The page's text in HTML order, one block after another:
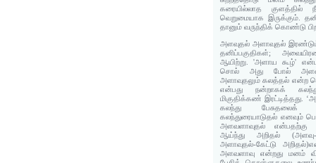
கரையில்லாத குளத்தில்
வெறுமையாக இருக்கும்.
தானும் வருந்திக் கொண்டு
அளவுதல் அளாவுதல்
தனிப்பகுதிகள்;
ஆயிற்று. 'அளாய கூழ்'
சொல் அது போல்
அளாவுதலும் கலத்தல் என்ற
என்பது நன்றாகக்
மிகுதிக்கண் இரட்டித்தது.
கலந்து பேசுதலைக்
கலந்துரையாடுதல் எனவும்
அளவளாவுதல் என்பதற்கு
ஆய்ந்து அறிதல் (அளவு-
அளாவுதல்-கேட்டு
அளவளாவு என்றது மனம்